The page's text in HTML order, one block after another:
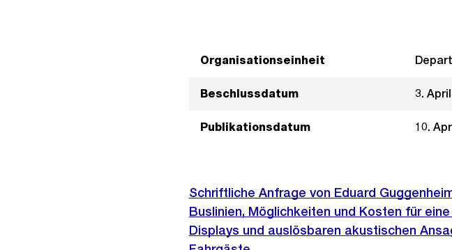
Organisationseinheit
Beschlussdatum 3.
Publikationsdatum 10.
Schriftliche Anfrage von Eduard
Buslinien, Möglichkeiten und Kosten für
Displays und auslösbaren akustischen